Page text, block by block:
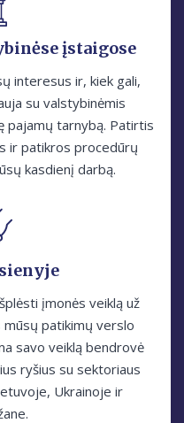
įstaigose
interesus ir, kiek gali,
su valstybinėmis
pajamų tarnybą. Patirtis
ir patikros procedūrų
kasdienį darbą.
įmonės veiklą už
patikimų verslo
savo veiklą bendrovė
ryšius su sektoriaus
Ukrainoje ir